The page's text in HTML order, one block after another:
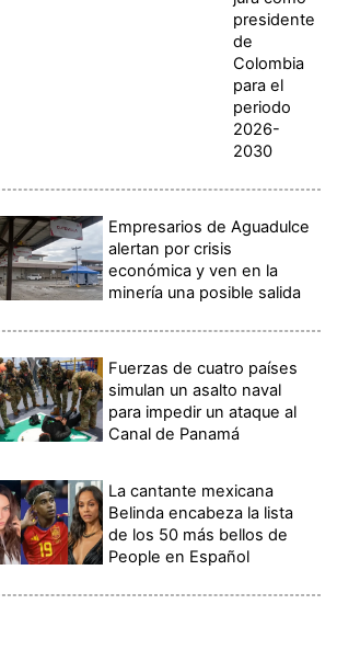
presidente
de
Colombia
para el
periodo
2026-
2030
Empresarios de Aguadulce
alertan por crisis
económica y ven en la
minería una posible salida
Fuerzas de cuatro países
simulan un asalto naval
para impedir un ataque al
Canal de Panamá
La cantante mexicana
Belinda encabeza la lista
de los 50 más bellos de
People en Español